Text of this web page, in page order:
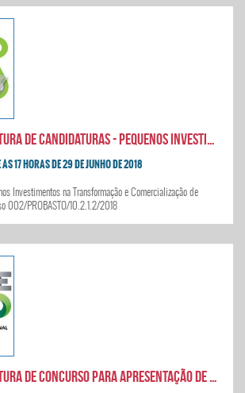
Anúncio de abertura de candidaturas - Pequenos Investimentos na Transformação e Comercialização de Produtos Agrícolas
ÀS 17 HORAS DE 29 DE JUNHO DE 2018
Investimentos na Transformação e Comercialização de
002/PROBASTO/10.2.1.2/2018
Anúncio de abertura de concurso para apresentação de candidaturas SI2E